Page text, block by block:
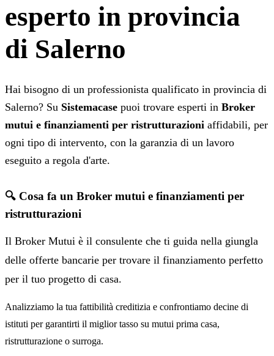
esperto in provincia
di Salerno
Hai bisogno di un professionista qualificato in provincia di
Salerno? Su Sistemacase puoi trovare esperti in Broker
mutui e finanziamenti per ristrutturazioni affidabili, per
ogni tipo di intervento, con la garanzia di un lavoro
eseguito a regola d'arte.
🔍 Cosa fa un Broker mutui e finanziamenti per
ristrutturazioni
Il Broker Mutui è il consulente che ti guida nella giungla
delle offerte bancarie per trovare il finanziamento perfetto
per il tuo progetto di casa.
Analizziamo la tua fattibilità creditizia e confrontiamo decine di
istituti per garantirti il miglior tasso su mutui prima casa,
ristrutturazione o surroga.